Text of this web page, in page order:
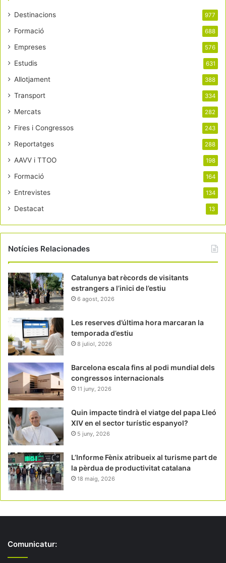
Destinacions 977
Formació 688
Empreses 576
Estudis 631
Allotjament 388
Transport 334
Mercats 282
Fires i Congressos 243
Reportatges 288
AAVV i TTOO 198
Formació 164
Entrevistes 134
Destacat 13
Notícies Relacionades
Catalunya bat rècords de visitants
estrangers a l’inici de l’estiu
6 agost, 2026
Les reserves d’última hora marcaran la
temporada d’estiu
8 juliol, 2026
Barcelona escala fins al podi mundial dels
congressos internacionals
11 juny, 2026
Quin impacte tindrà el viatge del papa Lleó
XIV en el sector turístic espanyol?
5 juny, 2026
L’Informe Fènix atribueix al turisme part de
la pèrdua de productivitat catalana
18 maig, 2026
Comunicatur: